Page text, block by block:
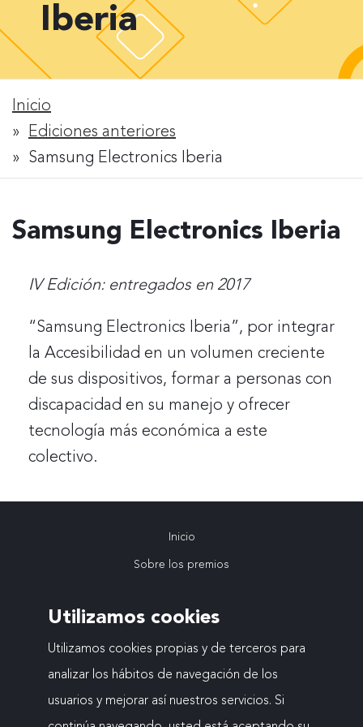
Utilizamos cookies
Utilizamos cookies propias y de terceros para
analizar los hábitos de navegación de los
usuarios y mejorar así nuestros servicios. Si
Iberia
Rastro
de
migas
Inicio
Ediciones anteriores
Samsung Electronics Iberia
Samsung Electronics Iberia
IV Edición: entregados en 2017
“Samsung Electronics Iberia”, por integrar
la Accesibilidad en un volumen creciente
de sus dispositivos, formar a personas con
discapacidad en su manejo y ofrecer
tecnología más económica a este
colectivo.
Navegación
principal
Inicio
Sobre los premios
Ediciones anteriores
Actualidad
Contacto